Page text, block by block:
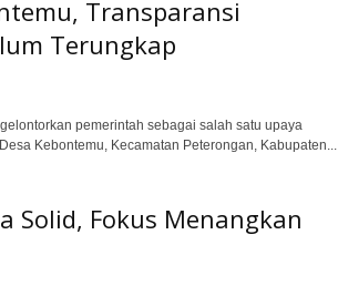
Transparansi
Terungkap
pemerintah sebagai salah satu upaya
Kebontemu, Kecamatan Peterongan, Kabupaten...
Solid, Fokus Menangkan